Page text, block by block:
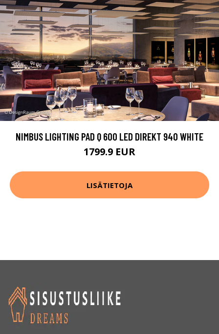
NIMBUS LIGHTING PAD Q 600 LED DIREKT 940 WHITE
1799.9 EUR
LISÄTIETOJA